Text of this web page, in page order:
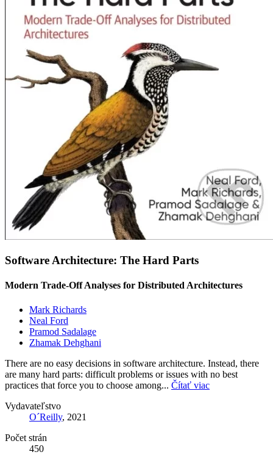
Software Architecture: The Hard Parts
Modern Trade-Off Analyses for Distributed Architectures
Mark Richards
Neal Ford
Pramod Sadalage
Zhamak Dehghani
There are no easy decisions in software architecture. Instead, there
are many hard parts: difficult problems or issues with no best
practices that force you to choose among... Čítať viac
Vydavateľstvo
O´Reilly, 2021
Počet strán
450